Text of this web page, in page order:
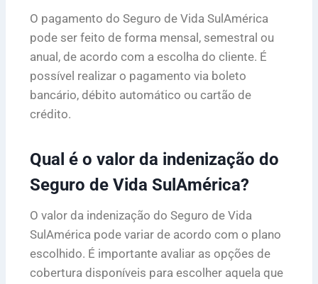
O pagamento do Seguro de Vida SulAmérica
pode ser feito de forma mensal, semestral ou
anual, de acordo com a escolha do cliente. É
possível realizar o pagamento via boleto
bancário, débito automático ou cartão de
crédito.
Qual é o valor da indenização do
Seguro de Vida SulAmérica?
O valor da indenização do Seguro de Vida
SulAmérica pode variar de acordo com o plano
escolhido. É importante avaliar as opções de
cobertura disponíveis para escolher aquela que